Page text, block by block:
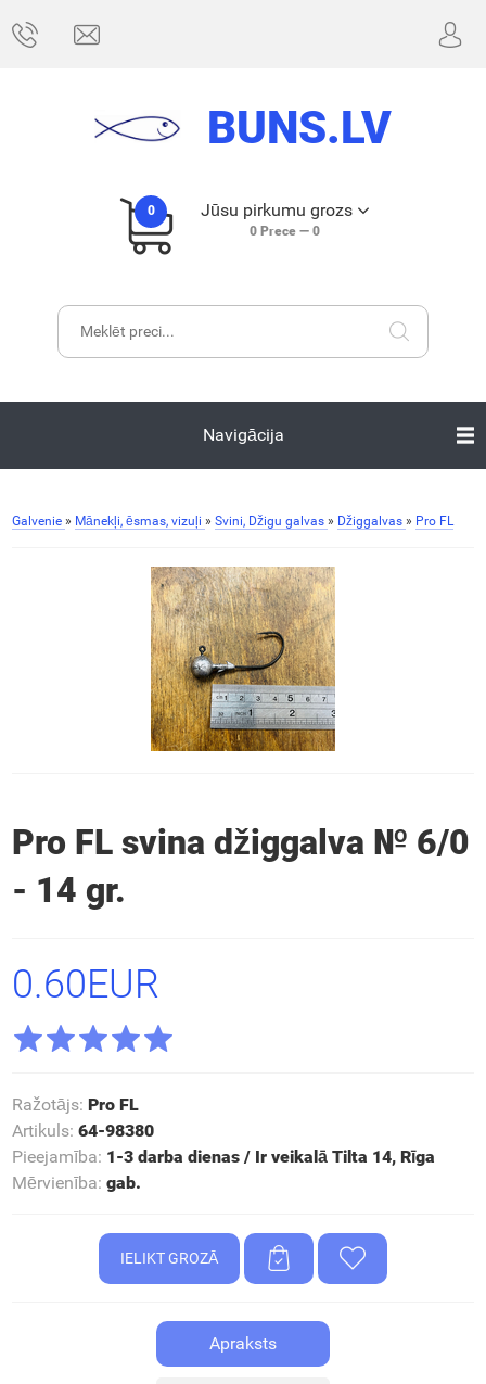
BUNS.LV
0 Jūsu pirkumu grozs
0Prece — 0
Navigācija
Galvenie » Mānekļi, ēsmas, vizuļi » Svini, Džigu galvas » Džiggalvas » Pro FL
Pro FL svina džiggalva № 6/0
- 14 gr.
0.60EUR
Ražotājs: Pro FL
Artikuls: 64-98380
Pieejamība: 1-3 darba dienas / Ir veikalā Tilta 14, Rīga
Mērvienība: gab.
Apraksts